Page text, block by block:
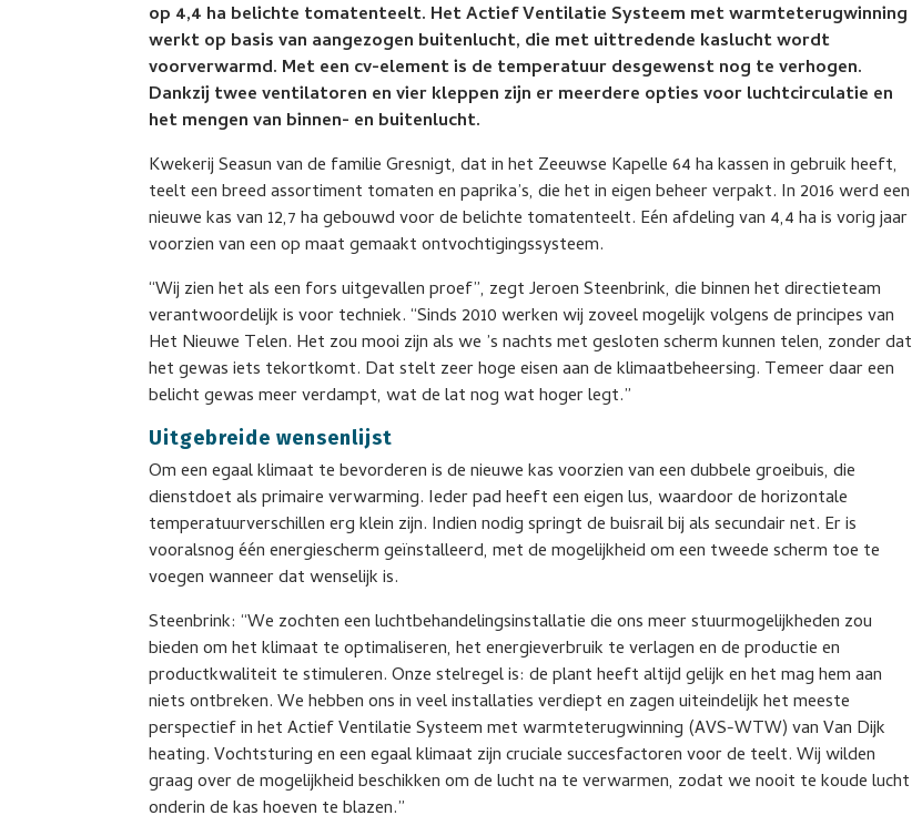
op 4,4 ha belichte tomatenteelt. Het Actief Ventilatie Systeem met warmteterugwinning
werkt op basis van aangezogen buitenlucht, die met uittredende kaslucht wordt
voorverwarmd. Met een cv-element is de temperatuur desgewenst nog te verhogen.
Dankzij twee ventilatoren en vier kleppen zijn er meerdere opties voor luchtcirculatie en
het mengen van binnen- en buitenlucht.
Kwekerij Seasun van de familie Gresnigt, dat in het Zeeuwse Kapelle 64 ha kassen in gebruik heeft,
teelt een breed assortiment tomaten en paprika’s, die het in eigen beheer verpakt. In 2016 werd een
nieuwe kas van 12,7 ha gebouwd voor de belichte tomatenteelt. Eén afdeling van 4,4 ha is vorig jaar
voorzien van een op maat gemaakt ontvochtigingssysteem.
“Wij zien het als een fors uitgevallen proef”, zegt Jeroen Steenbrink, die binnen het directieteam
verantwoordelijk is voor techniek. “Sinds 2010 werken wij zoveel mogelijk volgens de principes van
Het Nieuwe Telen. Het zou mooi zijn als we ’s nachts met gesloten scherm kunnen telen, zonder dat
het gewas iets tekortkomt. Dat stelt zeer hoge eisen aan de klimaatbeheersing. Temeer daar een
belicht gewas meer verdampt, wat de lat nog wat hoger legt.”
Uitgebreide wensenlijst
Om een egaal klimaat te bevorderen is de nieuwe kas voorzien van een dubbele groeibuis, die
dienstdoet als primaire verwarming. Ieder pad heeft een eigen lus, waardoor de horizontale
temperatuurverschillen erg klein zijn. Indien nodig springt de buisrail bij als secundair net. Er is
vooralsnog één energiescherm geïnstalleerd, met de mogelijkheid om een tweede scherm toe te
voegen wanneer dat wenselijk is.
Steenbrink: “We zochten een luchtbehandelingsinstallatie die ons meer stuurmogelijkheden zou
bieden om het klimaat te optimaliseren, het energieverbruik te verlagen en de productie en
productkwaliteit te stimuleren. Onze stelregel is: de plant heeft altijd gelijk en het mag hem aan
niets ontbreken. We hebben ons in veel installaties verdiept en zagen uiteindelijk het meeste
perspectief in het Actief Ventilatie Systeem met warmteterugwinning (AVS-WTW) van Van Dijk
heating. Vochtsturing en een egaal klimaat zijn cruciale succesfactoren voor de teelt. Wij wilden
graag over de mogelijkheid beschikken om de lucht na te verwarmen, zodat we nooit te koude lucht
onderin de kas hoeven te blazen.”